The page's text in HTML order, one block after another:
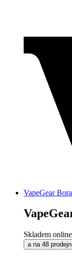
VapeGear
Skladem online
a na 48